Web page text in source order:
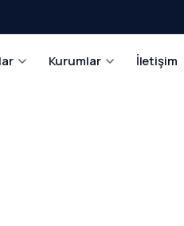
Kurumlar İletişim